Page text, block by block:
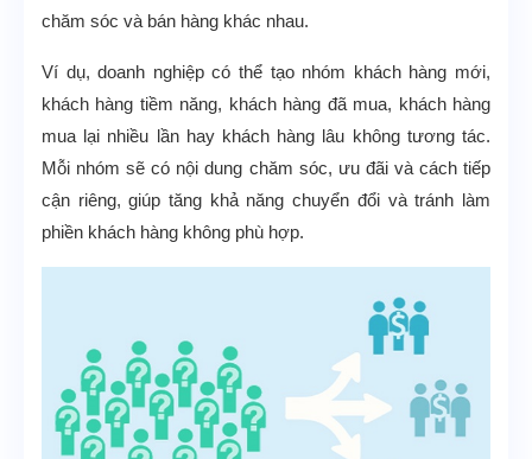
chăm sóc và bán hàng khác nhau.
Ví dụ, doanh nghiệp có thể tạo nhóm khách hàng mới,
khách hàng tiềm năng, khách hàng đã mua, khách hàng
mua lại nhiều lần hay khách hàng lâu không tương tác.
Mỗi nhóm sẽ có nội dung chăm sóc, ưu đãi và cách tiếp
cận riêng, giúp tăng khả năng chuyển đổi và tránh làm
phiền khách hàng không phù hợp.